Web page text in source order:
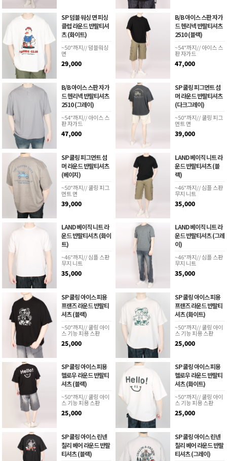
SP 덤블 워싱 면 피싱
클럽 라운드 반팔티셔
츠 (화이트)
~50"까지// 덤블워싱
면
29,000
B/B 아이스 스판 자가
드 헨리넥 반팔티셔츠
2510 (블랙)
~54"까지// 아이스 스
판 자가드
47,000
B/B 아이스 스판 자가
드 헨리넥 반팔티셔츠
2510 (그레이)
~54"까지// 아이스 스
판 자가드
47,000
SP 쿨링 피그먼트 섬
머 라운드 반팔티셔츠
(다크그레이)
~50"까지// 쿨링 피그
먼트 면
39,000
SP 쿨링 피그먼트 섬
머 라운드 반팔티셔츠
(베이지)
~50"까지// 쿨링 피그
먼트 면
39,000
LAND 베이직 니트 라
운드 반팔티셔츠 (블
랙)
~46"까지// 심플 스판
무지 니트
35,000
LAND 베이직 니트 라
운드 반팔티셔츠 (화이
트)
~46"까지// 심플 스판
무지 니트
35,000
LAND 베이직 니트 라
운드 반팔티셔츠 (그레
이)
~46"까지// 심플 스판
무지 니트
35,000
SP 쿨링 아이스 피용
프랜즈 라운드 반팔티
셔츠 (블랙)
~50"까지// 쿨링 아이
스 기능 피용 스판
25,000
SP 쿨링 아이스 피용
프랜즈 라운드 반팔티
셔츠 (화이트)
~50"까지// 쿨링 아이
스 기능 피용 스판
25,000
SP 쿨링 아이스 피용
헬로우 라운드 반팔티
셔츠 (블랙)
~50"까지// 쿨링 아이
스 기능 피용 스판
25,000
SP 쿨링 아이스 피용
헬로우 라운드 반팔티
셔츠 (화이트)
~50"까지// 쿨링 아이
스 기능 피용 스판
25,000
SP 쿨링 아이스 린넨
칠리 베어 라운드 반팔
티셔츠 (블랙)
SP 쿨링 아이스 린넨
칠리 베어 라운드 반팔
티셔츠 (그레이)